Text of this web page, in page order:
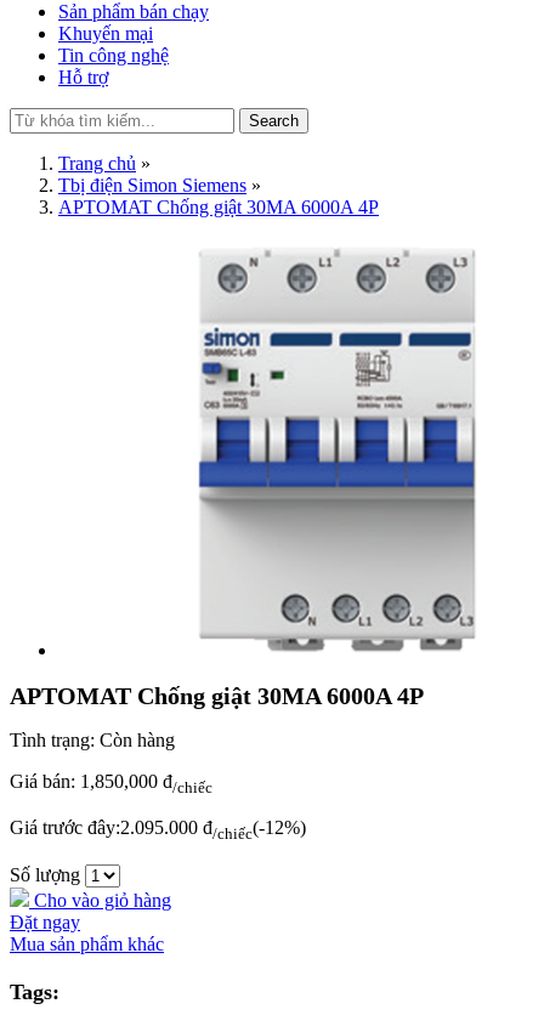
Sản phẩm bán chạy
Khuyến mại
Tin công nghệ
Hỗ trợ
Search
Trang chủ »
Tbị điện Simon Siemens »
APTOMAT Chống giật 30MA 6000A 4P
APTOMAT Chống giật 30MA 6000A 4P
Tình trạng: Còn hàng
Giá bán: 1,850,000 đ/chiếc
Giá trước đây:2.095.000 đ/chiếc(-12%)
Số lượng
Cho vào giỏ hàng
Đặt ngay
Mua sản phẩm khác
Tags: